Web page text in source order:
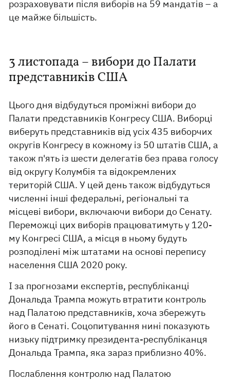
розраховувати після виборів на 59 мандатів – а
це майже більшість.
3 листопада – вибори до Палати
представників США
Цього дня відбудуться проміжні вибори до
Палати представників Конгресу США. Виборці
виберуть представників від усіх 435 виборчих
округів Конгресу в кожному із 50 штатів США, а
також п'ять із шести делегатів без права голосу
від округу Колумбія та відокремлених
територій США. У цей день також відбудуться
численні інші федеральні, регіональні та
місцеві вибори, включаючи вибори до Сенату.
Переможці цих виборів працюватимуть у 120-
му Конгресі США, а місця в ньому будуть
розподілені між штатами на основі перепису
населення США 2020 року.
І за прогнозами експертів, республіканці
Дональда Трампа можуть втратити контроль
над Палатою представників, хоча збережуть
його в Сенаті. Соцопитування нині показують
низьку підтримку президента-республіканця
Дональда Трампа, яка зараз приблизно 40%.
Послаблення контролю над Палатою